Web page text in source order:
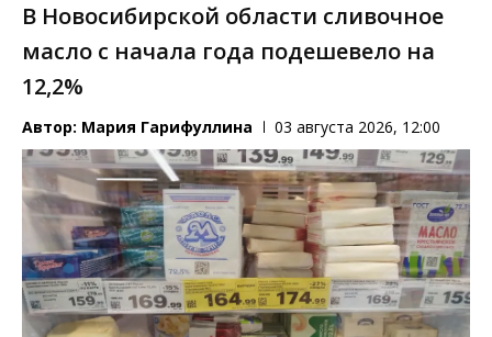
В Новосибирской области сливочное
масло с начала года подешевело на
12,2%
Автор: Мария Гарифуллина 03 августа 2026, 12:00